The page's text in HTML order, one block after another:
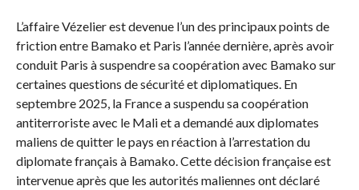
L’affaire Vézelier est devenue l’un des principaux points de
friction entre Bamako et Paris l’année dernière, après avoir
conduit Paris à suspendre sa coopération avec Bamako sur
certaines questions de sécurité et diplomatiques. En
septembre 2025, la France a suspendu sa coopération
antiterroriste avec le Mali et a demandé aux diplomates
maliens de quitter le pays en réaction à l’arrestation du
diplomate français à Bamako. Cette décision française est
intervenue après que les autorités maliennes ont déclaré